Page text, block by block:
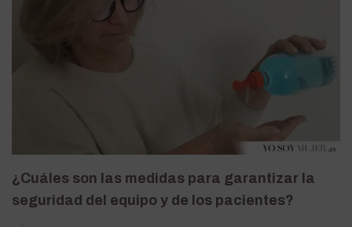
¿Cuáles son las medidas para garantizar la
seguridad del equipo y de los pacientes?